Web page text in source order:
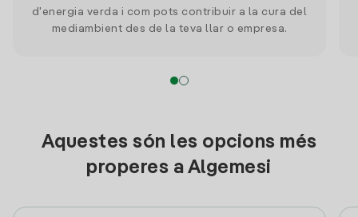
d'energia verda i com pots contribuir a la cura del
mediambient des de la teva llar o empresa.
Aquestes són les opcions més
properes a Algemesi